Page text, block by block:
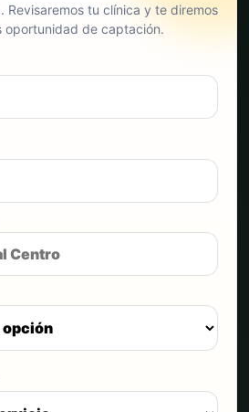
Revisaremos tu clínica y te diremos
oportunidad de captación.